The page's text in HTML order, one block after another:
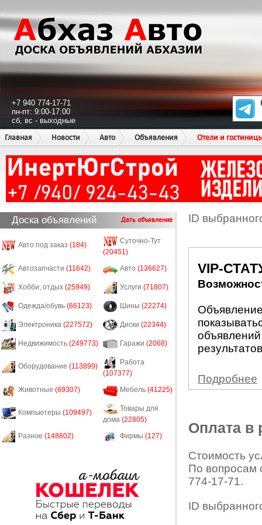
+7 940 774-17-71
пн-пт: 9:00-17:00
сб, вс - выходные
Главная
Новости Авто Объявления Отели и
Доска объявлений Дать объявление
Авто под заказ (184)
Суточно-Тут
(20451)
Автозапчасти (11642) Авто (136627)
Хобби, отдых (25949) Услуги (71807)
Одежда/обувь (66123) Шины (22274)
Электроника (227572) Диски (22344)
Недвижимость (249773) Гаражи (2068)
Оборудование (113899)
Работа
(107377)
Животные (69307) Мебель (41225)
Компьютеры (109497)
Товары для
дома (22805)
Разное (148802) Фирмы (127)
ID
VIP-
Подробнее
Оплата в
Стоимость
По вопросам
774-17-71.
ID